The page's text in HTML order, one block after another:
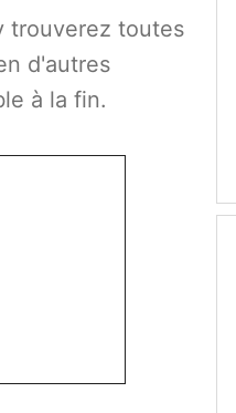
trouverez toutes
d'autres
à la fin.